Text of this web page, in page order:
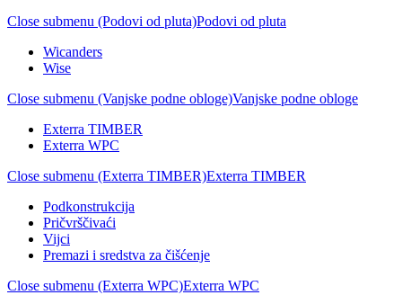
Close submenu (Podovi od pluta)Podovi od pluta
Wicanders
Wise
Close submenu (Vanjske podne obloge)Vanjske podne obloge
Exterra TIMBER
Exterra WPC
Close submenu (Exterra TIMBER)Exterra TIMBER
Podkonstrukcija
Pričvrščivaći
Vijci
Premazi i sredstva za čišćenje
Close submenu (Exterra WPC)Exterra WPC